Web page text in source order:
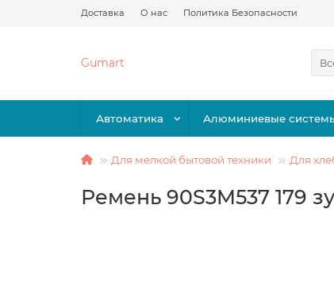
Доставка О нас Политика Безопасности
Gumart
Автоматика Алюминиевые
Для мелкой бытовой техники Для
Ремень 90S3M537 179